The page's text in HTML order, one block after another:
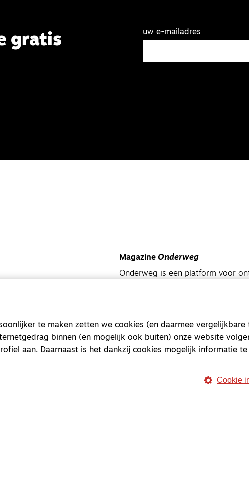
gratis
uw e-mailadres
Magazine Onderweg
Onderweg is een platform voor
Kvk-nummer 33277063
NL46 INGB 0117 5827 86
te maken zetten we cookies (en daarmee
binnen (en mogelijk ook buiten) onze website
aan. Daarnaast is het dankzij cookies mogelijk informatie
Cookie